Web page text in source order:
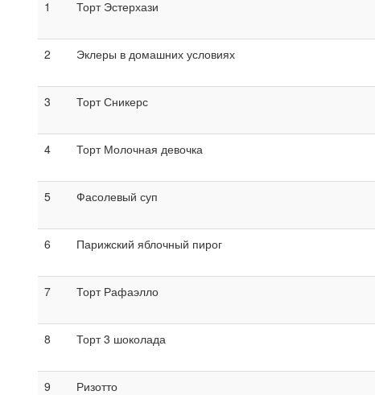
1
Торт Эстерхази
2 Эклеры в домашних условиях
3 Торт Сникерс
4 Торт Молочная девочка
5 Фасолевый суп
6 Парижский яблочный пирог
7 Торт Рафаэлло
8 Торт 3 шоколада
9 Ризотто